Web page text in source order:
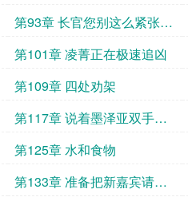
第93章 长官您别这么紧张我
又不是去送死的
第101章 凌菁正在极速追凶
第109章 四处劝架
第117章 说着墨泽亚双手递
上了一个血迹斑斑的信封
第125章 水和食物
第133章 准备把新嘉宾请到